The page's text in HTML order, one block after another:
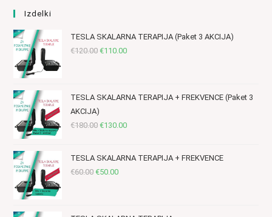
Izdelki
TESLA SKALARNA TERAPIJA (Paket 3 AKCIJA)
€120.00 Izvirna
bila:
€110.00Trenutna
€110.00.
TESLA SKALARNA TERAPIJA + FREKVENCE (Paket 3
AKCIJA)
€180.00 Izvirna
je
bila:
€130.00Trenutna
je:
TESLA SKALARNA TERAPIJA + FREKVENCE
€60.00 Izvirna
€50.00Trenutna